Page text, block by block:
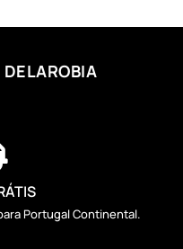
Portugal Continental.